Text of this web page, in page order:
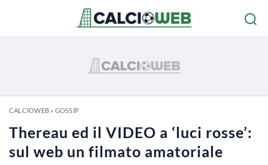
CALCIOWEB» GOSSIP
Thereau ed il VIDEO a ‘luci rosse’:
sul web un filmato amatoriale